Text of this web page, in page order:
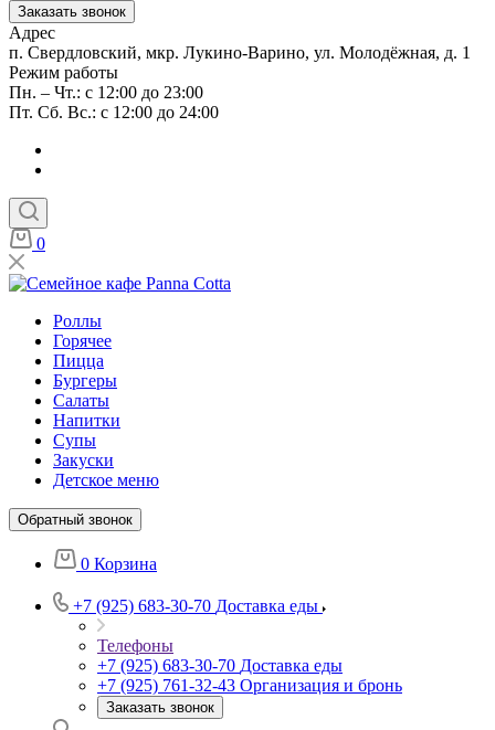
Заказать звонок
Адрес
п. Свердловский, мкр. Лукино-Варино, ул. Молодёжная, д. 1
Режим работы
Пн. – Чт.: с 12:00 до 23:00
Пт. Сб. Вс.: с 12:00 до 24:00
0
Роллы
Горячее
Пицца
Бургеры
Салаты
Напитки
Супы
Закуски
Детское меню
Обратный звонок
0 Корзина
+7 (925) 683-30-70 Доставка еды
Телефоны
+7 (925) 683-30-70 Доставка еды
+7 (925) 761-32-43 Организация и бронь
Заказать звонок